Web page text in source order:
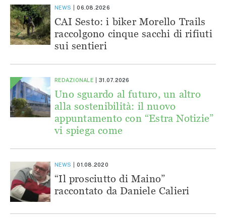
NEWS 06.08.2026
CAI Sesto: i biker Morello Trails
raccolgono cinque sacchi di rifiuti
sui sentieri
REDAZIONALE 31.07.2026
Uno sguardo al futuro, un altro
alla sostenibilità: il nuovo
appuntamento con “Estra Notizie”
vi spiega come
NEWS 01.08.2020
“Il prosciutto di Maino”
raccontato da Daniele Calieri